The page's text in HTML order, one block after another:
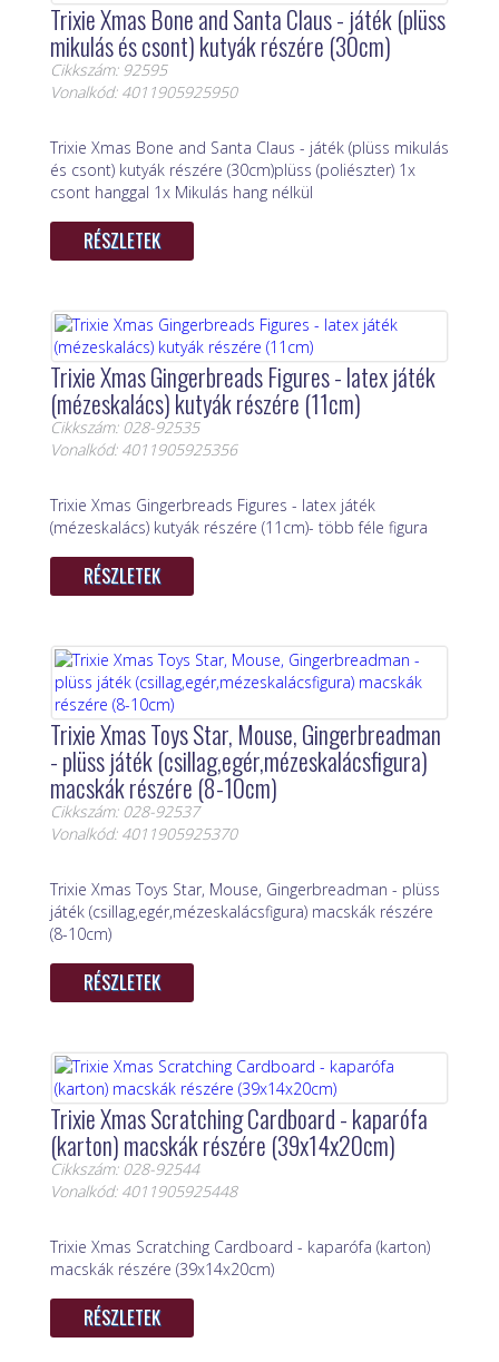
Trixie Xmas Bone and Santa Claus - játék (plüss
mikulás és csont) kutyák részére (30cm)
Cikkszám: 92595
Vonalkód: 4011905925950
Trixie Xmas Bone and Santa Claus - játék (plüss mikulás
és csont) kutyák részére (30cm)plüss (poliészter) 1x
csont hanggal 1x Mikulás hang nélkül
RÉSZLETEK
Trixie Xmas Gingerbreads Figures - latex játék
(mézeskalács) kutyák részére (11cm)
Cikkszám: 028-92535
Vonalkód: 4011905925356
Trixie Xmas Gingerbreads Figures - latex játék
(mézeskalács) kutyák részére (11cm)- több féle figura
RÉSZLETEK
Trixie Xmas Toys Star, Mouse, Gingerbreadman
- plüss játék (csillag,egér,mézeskalácsfigura)
macskák részére (8-10cm)
Cikkszám: 028-92537
Vonalkód: 4011905925370
Trixie Xmas Toys Star, Mouse, Gingerbreadman - plüss
játék (csillag,egér,mézeskalácsfigura) macskák részére
(8-10cm)
RÉSZLETEK
Trixie Xmas Scratching Cardboard - kaparófa
(karton) macskák részére (39x14x20cm)
Cikkszám: 028-92544
Vonalkód: 4011905925448
Trixie Xmas Scratching Cardboard - kaparófa (karton)
macskák részére (39x14x20cm)
RÉSZLETEK